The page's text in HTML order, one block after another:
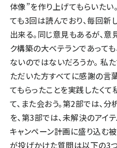
体像”を作り上げてもらいたい
ても3回は読んでおり、毎回新
出来る。同じ意見もあるが、意
ク構築の大ベテランであって
ないのではないだろうか。 私
ただいた方すべてに感謝の言
てもらったことを実践したくて
て、また会おう。第2部では、
を、第3部では、未解決のアイ
キャンペーン計画に盛り込む
が投げかけた質問は以下の3つ